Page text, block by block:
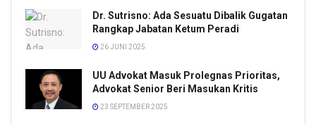
Dr. Sutrisno: Ada Sesuatu Dibalik Gugatan
Rangkap Jabatan Ketum Peradi
26 JUNI 2025
UU Advokat Masuk Prolegnas Prioritas,
Advokat Senior Beri Masukan Kritis
23 SEPTEMBER 2025